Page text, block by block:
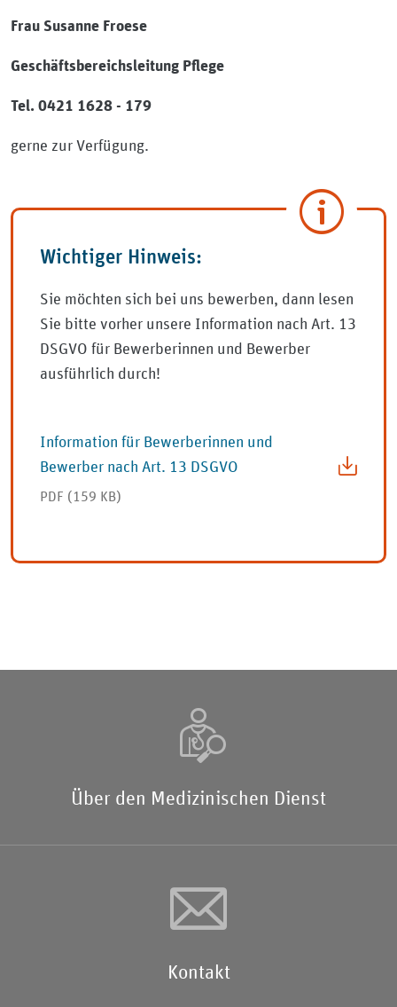
Frau Susanne Froese
Geschäftsbereichsleitung Pflege
Tel. 0421 1628 - 179
gerne zur Verfügung.
Wichtiger Hinweis:
Sie möchten sich bei uns bewerben, dann lesen
Sie bitte vorher unsere Information nach Art. 13
DSGVO für Bewerberinnen und Bewerber
ausführlich durch!
Information für Bewerberinnen und
Bewerber nach Art. 13 DSGVO
PDF (159 KB)
Über den Medizinischen Dienst
Kontakt